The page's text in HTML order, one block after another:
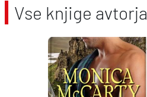
Vse knjige avtorja